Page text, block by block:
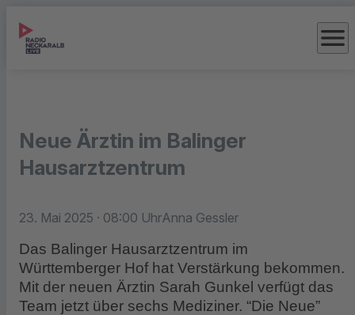
menu
Neue Ärztin im Balinger
Hausarztzentrum
23. Mai 2025 · 08:00 UhrAnna Gessler
Das Balinger Hausarztzentrum im
Württemberger Hof hat Verstärkung bekommen.
Mit der neuen Ärztin Sarah Gunkel verfügt das
Team jetzt über sechs Mediziner. “Die Neue”